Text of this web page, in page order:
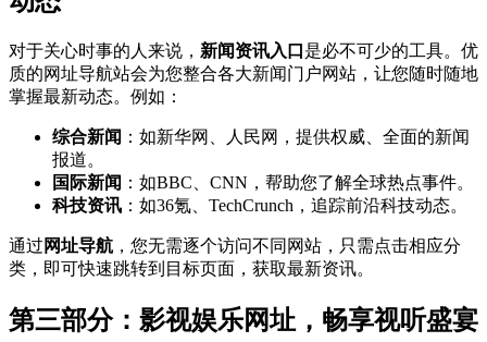
对于关心时事的人来说， 新闻资讯入口 是必不可少的工具。优
质的网址导航站会为您整合各大新闻门户网站，让您随时随地
掌握最新动态。例如：
综合新闻 ：如新华网、人民网，提供权威、全面的新闻
报道。
国际新闻 ：如BBC、CNN，帮助您了解全球热点事件。
科技资讯 ：如36氪、TechCrunch，追踪前沿科技动态。
通过 网址导航 ，您无需逐个访问不同网站，只需点击相应分
类，即可快速跳转到目标页面，获取最新资讯。
第三部分：影视娱乐网址，畅享视听盛宴